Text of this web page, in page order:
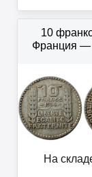
10
Франция —
На